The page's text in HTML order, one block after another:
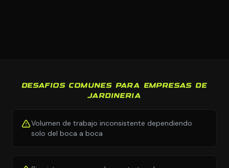
DESAFIOS COMUNES PARA EMPRESAS DE
JARDINERIA
Volumen de trabajo inconsistente dependiendo
solo del boca a boca